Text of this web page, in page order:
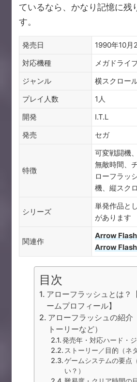
ているなら、かなり記憶に残
す。
発売日
1990年10月
対応機種
メガドライ
ジャンル
横スクロー
プレイ人数
1人
開発
I.T.L
発売
セガ
特徴
可変戦闘機
無敵時間、
ローフラッ
機、縦スク
シリーズ
単発作品と
があります
関連作
Arrow
Arrow
目次
アローフラッシュとは？
ームプロフィール】
アローフラッシュの紹介
トーリーなど）
発売年・対応ハード・
ストーリー／目的（ネ
ゲームシステムの要点
い？）